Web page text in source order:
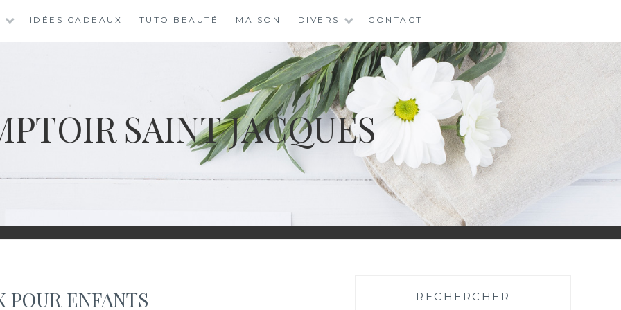
IDÉES CADEAUX TUTO BEAUTÉ MAISON DIVERS CONTACT
SAINT JACQUES
POUR ENFANTS RECHERCHER